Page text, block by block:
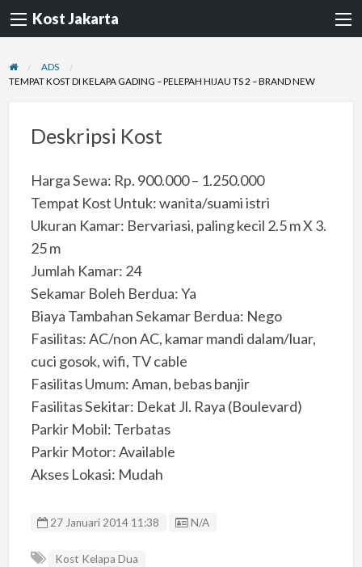
Kost Jakarta
ADS
TEMPAT KOST DI KELAPA GADING – PELEPAH HIJAU TS 2 – BRAND NEW
Deskripsi Kost
Harga Sewa: Rp. 900.000 – 1.250.000
Tempat Kost Untuk: wanita/suami istri
Ukuran Kamar: Bervariasi, paling kecil 2.5 m X 3.
25 m
Jumlah Kamar: 24
Sekamar Boleh Berdua: Ya
Biaya Tambahan Sekamar Berdua: Nego
Fasilitas: AC/non AC, kamar mandi dalam/luar,
cuci gosok, wifi, TV cable
Fasilitas Umum: Aman, bebas banjir
Fasilitas Sekitar: Dekat Jl. Raya (Boulevard)
Parkir Mobil: Terbatas
Parkir Motor: Available
Akses Lokasi: Mudah
27 Januari 2014 11:38 Listing ID
N/A
Kost Kelapa Dua